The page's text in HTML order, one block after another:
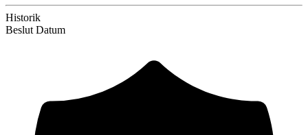
Historik
Beslut Datum